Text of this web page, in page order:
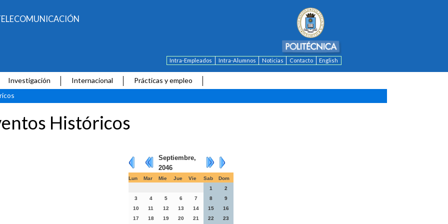
Intra-Empleados Intra-Alumnos Noticias Contacto English
Investigación Internacional
Prácticas y empleo
Históricos
Septiembre,
2046
Lun Mar Mie Jue Vie Sab
Dom
1
2
3
4 5 6 7 8
9
10
11 12 13 14 15
16
17
18 19 20 21 22 23